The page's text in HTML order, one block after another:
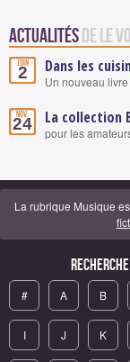
Actualités de Le
Juin
2 Dans les
Un nouveau
Nov.
24 La collection
pour les
La rubrique Musique
# A B
I J K